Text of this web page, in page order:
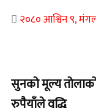
२०८० आश्विन ९,
सुनको मूल्य